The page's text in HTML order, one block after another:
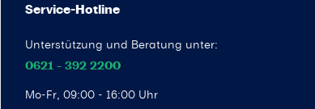
Service-Hotline
Unterstützung und Beratung unter:
0621 - 392 2200
Mo-Fr, 09:00 - 16:00 Uhr